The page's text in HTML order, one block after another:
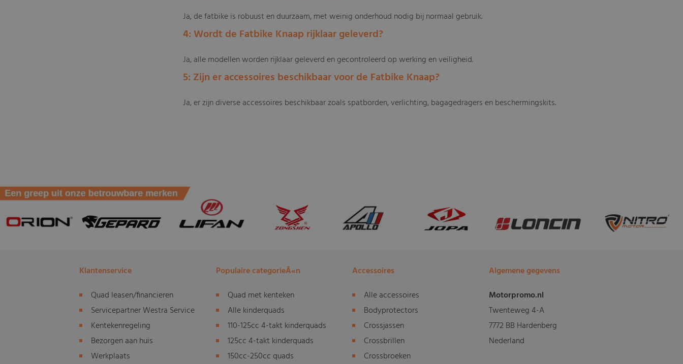
Ja, de fatbike is robuust en duurzaam, met weinig onderhoud nodig bij normaal gebruik.
4: Wordt de Fatbike Knaap rijklaar geleverd?
Ja, alle modellen worden rijklaar geleverd en gecontroleerd op werking en veiligheid.
5: Zijn er accessoires beschikbaar voor de Fatbike Knaap?
Ja, er zijn diverse accessoires beschikbaar zoals spatborden, verlichting, bagagedragers en beschermingskits.
Klantenservice
Quad leasen/financieren
Servicepartner Westra Service
Kentekenregeling
Bezorgen aan huis
Werkplaats
Populaire categorieÃ«n
Quad met kenteken
Alle kinderquads
110-125cc 4-takt kinderquads
125cc 4-takt kinderquads
150cc-250cc quads
Accessoires
Alle accessoires
Bodyprotectors
Crossjassen
Crossbrillen
Crossbroeken
Algemene gegevens
Motorpromo.nl
Twenteweg 4-A
7772 BB Hardenberg
Nederland